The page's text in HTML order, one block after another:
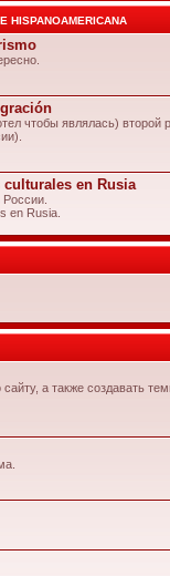
чтобы являлась) второй
en Rusia
en Rusia.
а также создавать